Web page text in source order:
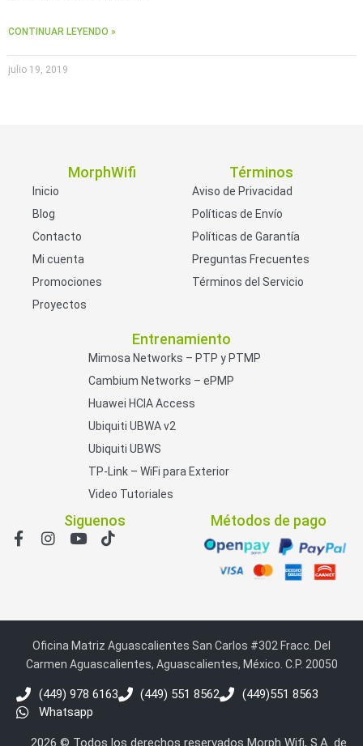
CONTINUAR LEYENDO »
julio 19, 2019
MorphWifi
Inicio
Blog
Contacto
Mi cuenta
Promociones
Proyectos
Términos
Aviso de Privacidad
Políticas de Envío
Políticas de Garantía
Preguntas Frecuentes
Términos del Servicio
Entrenamiento
Mimosa Networks – PTP y PTMP
Cambium Networks – ePMP
Huawei HCIA Access
Ubiquiti UBWA v2
Ubiquiti UBWS
TP-Link – WiFi para Exterior
Video Tutoriales
Siguenos Métodos de pago
Oficina Matriz Aguascalientes San Carlos #302 Fracc. Del
Carmen Aguascalientes, Aguascalientes, México. C.P. 20050
(449) 978 6163 (449) 551 8562
(449)551 8563
Whatsapp
2026 © Todos los derechos reservados Morph Wifi, S.A. de